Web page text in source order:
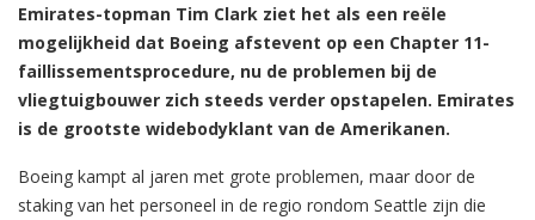
Emirates-topman Tim Clark ziet het als een reële
mogelijkheid dat Boeing afstevent op een Chapter 11-
faillissementsprocedure, nu de problemen bij de
vliegtuigbouwer zich steeds verder opstapelen. Emirates
is de grootste widebodyklant van de Amerikanen.
Boeing kampt al jaren met grote problemen, maar door de
staking van het personeel in de regio rondom Seattle zijn die